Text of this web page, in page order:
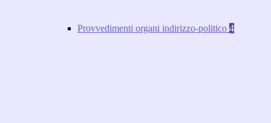
Provvedimenti organi indirizzo-politico 4